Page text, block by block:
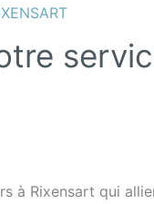
à Rixensart qui